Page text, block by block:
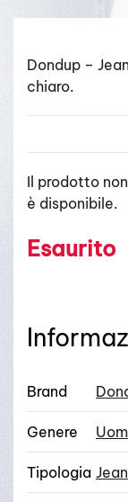
Dondup –
chiaro.
Il prodotto
è disponibile.
Esaurito
Brand
Genere
Tipologia